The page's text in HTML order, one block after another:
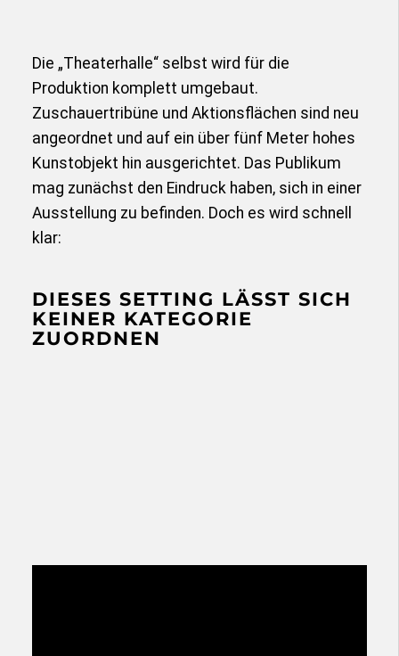
Die „Theaterhalle“ selbst wird für die
Produktion komplett umgebaut.
Zuschauertribüne und Aktionsflächen sind neu
angeordnet und auf ein über fünf Meter hohes
Kunstobjekt hin ausgerichtet. Das Publikum
mag zunächst den Eindruck haben, sich in einer
Ausstellung zu befinden. Doch es wird schnell
klar:
DIESES SETTING LÄSST SICH
KEINER KATEGORIE
ZUORDNEN